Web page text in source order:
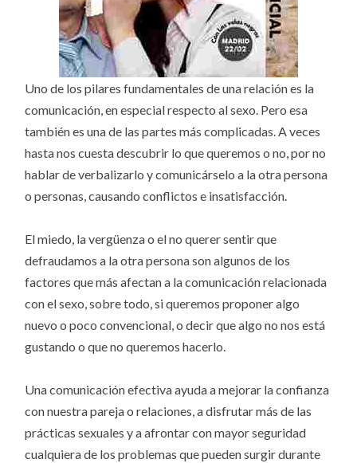
Uno de los pilares fundamentales de una relación es la
comunicación, en especial respecto al sexo. Pero esa
también es una de las partes más complicadas. A veces
hasta nos cuesta descubrir lo que queremos o no, por no
hablar de verbalizarlo y comunicárselo a la otra persona
o personas, causando conflictos e insatisfacción.
El miedo, la vergüenza o el no querer sentir que
defraudamos a la otra persona son algunos de los
factores que más afectan a la comunicación relacionada
con el sexo, sobre todo, si queremos proponer algo
nuevo o poco convencional, o decir que algo no nos está
gustando o que no queremos hacerlo.
Una comunicación efectiva ayuda a mejorar la confianza
con nuestra pareja o relaciones, a disfrutar más de las
prácticas sexuales y a afrontar con mayor seguridad
cualquiera de los problemas que pueden surgir durante